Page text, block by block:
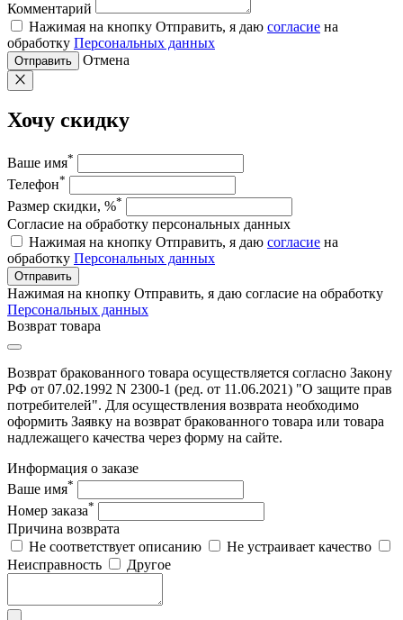
Комментарий
Нажимая на кнопку Отправить, я даю согласие на
обработку Персональных данных
Отправить Отмена
Хочу скидку
Ваше имя*
Телефон*
Размер скидки, %*
Согласие на обработку персональных данных
Нажимая на кнопку Отправить, я даю согласие на
обработку Персональных данных
Отправить
Нажимая на кнопку Отправить, я даю согласие на обработку
Персональных данных
Возврат товара
Возврат бракованного товара осуществляется согласно Закону
РФ от 07.02.1992 N 2300-1 (ред. от 11.06.2021) "О защите прав
потребителей". Для осуществления возврата необходимо
оформить Заявку на возврат бракованного товара или товара
надлежащего качества через форму на сайте.
Информация о заказе
Ваше имя*
Номер заказа*
Причина возврата
Не соответствует описанию
Не устраивает качество
Неисправность
Другое